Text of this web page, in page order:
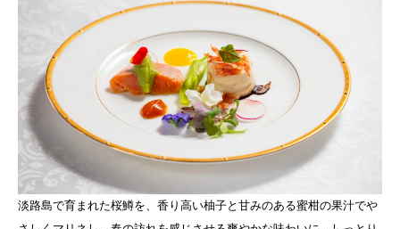
淡路島で育まれた桜鱒を、香り高い柚子と甘みのある蜜柑の果汁でや